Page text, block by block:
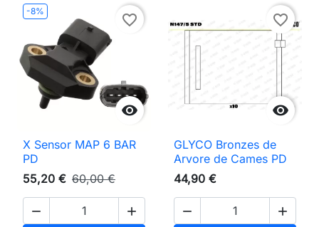
-8%

favorite_border
X Sensor MAP 6 BAR
PD
55,20 € 60,00 €
 

favorite_border
GLYCO Bronzes de
Arvore de Cames PD
44,90 €
 